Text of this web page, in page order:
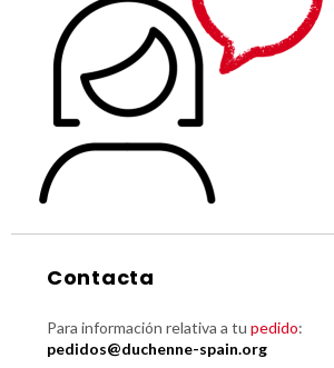
Contacta
Para información relativa a tu pedido:
pedidos@duchenne-spain.org